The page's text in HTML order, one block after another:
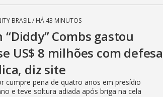
BRASIL/ HÁ 43 MINUTOS
“Diddy” Combs gastou
US$ 8 milhões com defesa
diz site
cumpre pena de quatro anos em presídio
e teve soltura adiada após briga na cela